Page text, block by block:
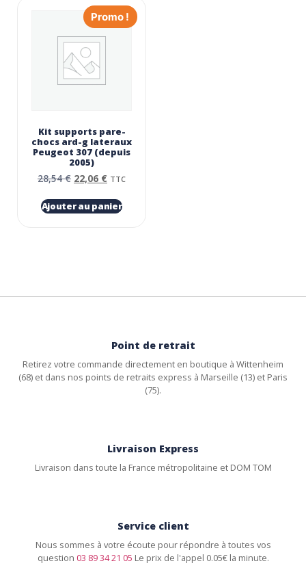
Promo !
Kit supports pare-
chocs ard-g lateraux
Peugeot 307 (depuis
2005)
28,54€ 22,06 € TTC
Ajouter au panier
Point de retrait
Retirez votre commande directement en boutique à Wittenheim
(68) et dans nos points de retraits express à Marseille (13) et Paris
(75).
Livraison Express
Livraison dans toute la France métropolitaine et DOM TOM
Service client
Nous sommes à votre écoute pour répondre à toutes vos
question 03 89 34 21 05 Le prix de l'appel 0.05€ la minute.